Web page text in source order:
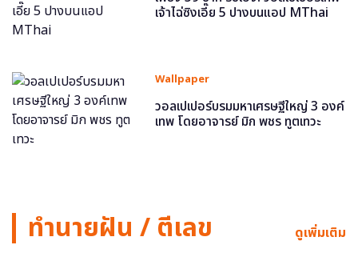
เจ้าไฉ่ซิงเอี๊ย 5 ปางบนแอป MThai
Wallpaper
วอลเปเปอร์บรมมหาเศรษฐีใหญ่ 3 องค์
เทพ โดยอาจารย์ มิก พชร ทูตเทวะ
ทำนายฝัน / ตีเลข ดูเพิ่มเติม